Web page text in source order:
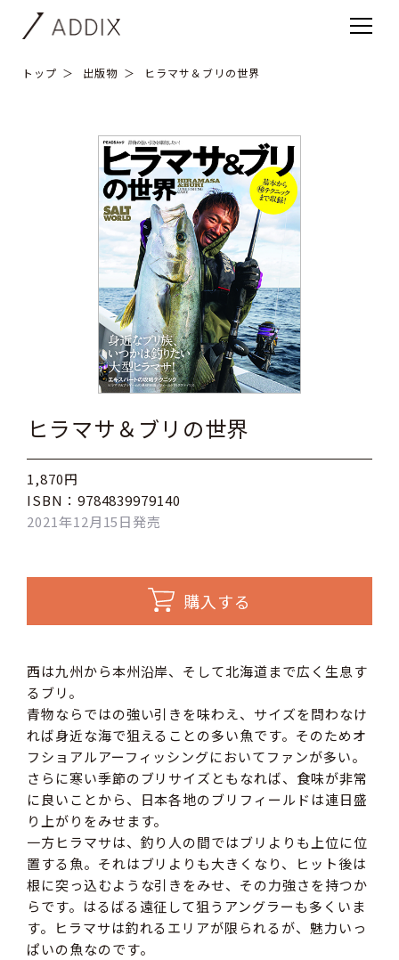
トップ 出版物 ヒラマサ＆ブリの世界
ヒラマサ＆ブリの世界
1,870円
ISBN：9784839979140
2021年12月15日発売
購入する
西は九州から本州沿岸、そして北海道まで広く生息す
るブリ。
青物ならではの強い引きを味わえ、サイズを問わなけ
れば身近な海で狙えることの多い魚です。そのためオ
フショアルアーフィッシングにおいてファンが多い。
さらに寒い季節のブリサイズともなれば、食味が非常
に良いことから、日本各地のブリフィールドは連日盛
り上がりをみせます。
一方ヒラマサは、釣り人の間ではブリよりも上位に位
置する魚。それはブリよりも大きくなり、ヒット後は
根に突っ込むような引きをみせ、その力強さを持つか
らです。はるばる遠征して狙うアングラーも多くいま
す。ヒラマサは釣れるエリアが限られるが、魅力いっ
ぱいの魚なのです。